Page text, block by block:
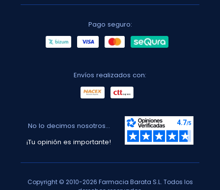
Pago seguro:
Envíos realizados con:
No lo decimos nosotros...
¡Tu opinión es importante!
Copyright © 2010-2026 Farmacia Barata S.L. Todos los